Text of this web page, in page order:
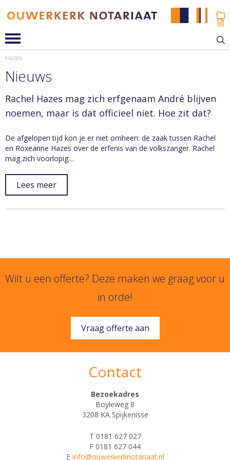
Hazes
Nieuws
Rachel Hazes mag zich erfgenaam André blijven
noemen, maar is dat officieel niet. Hoe zit dat?
De afgelopen tijd kon je er niet omheen: de zaak tussen Rachel
en Roxeanne Hazes over de erfenis van de volkszanger. Rachel
mag zich voorlopig…
Lees meer
Wilt u een offerte? Deze maken we graag voor u
in orde!
Vraag offerte aan
Contact
Bezoekadres
Boyleweg 8
3208 KA Spijkenisse
T 0181 627 027
F 0181 627 044
E info@ouwerkerknotariaat.nl